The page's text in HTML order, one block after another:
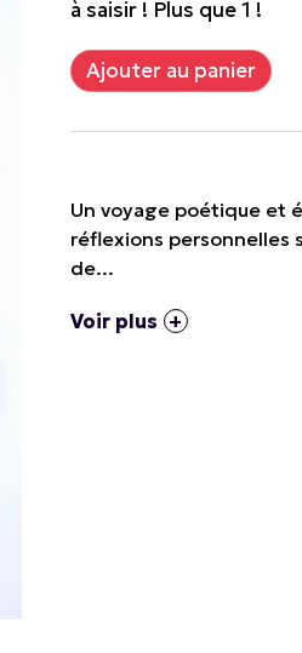
à saisir ! Plus que 1 !
Un voyage poétique et
réflexions personnelles
de...
Voir plus